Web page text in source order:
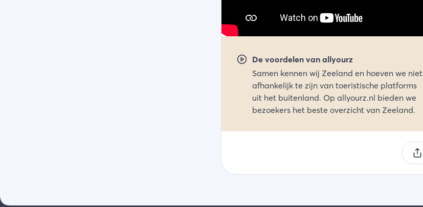
De voordelen van allyourz
Samen kennen wij Zeeland en hoeven we niet
afhankelijk te zijn van toeristische platforms
uit het buitenland. Op allyourz.nl bieden we
bezoekers het beste overzicht van Zeeland.